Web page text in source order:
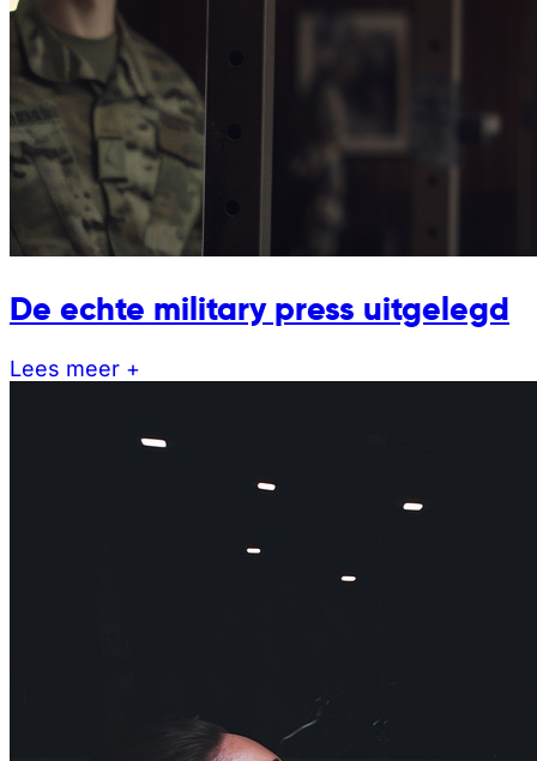
De echte military press uitgelegd
Lees meer +